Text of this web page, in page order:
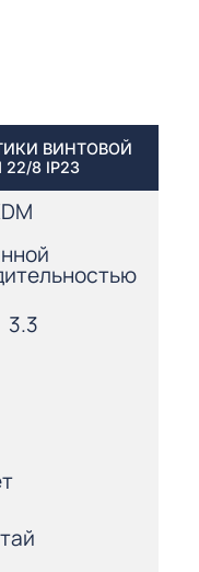
ВИНТОВОЙ
22/8 IP23
3.3